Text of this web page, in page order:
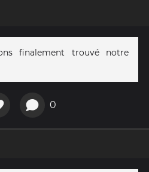
finalement trouvé notre
0